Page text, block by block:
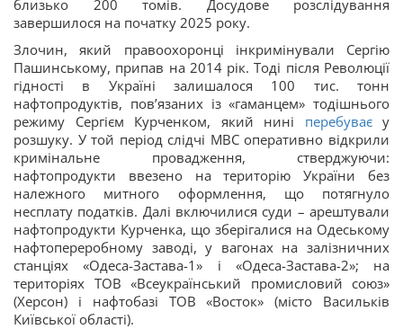
близько 200 томів. Досудове розслідування
завершилося на початку 2025 року.
Злочин, який правоохоронці інкримінували Сергію
Пашинському, припав на 2014 рік. Тоді після Революції
гідності в Україні залишалося 100 тис. тонн
нафтопродуктів, пов’язаних із «гаманцем» тодішнього
режиму Сергієм Курченком, який нині перебуваєу
розшуку. У той період слідчі МВС оперативно відкрили
кримінальне провадження, стверджуючи:
нафтопродукти ввезено на територію України без
належного митного оформлення, що потягнуло
несплату податків. Далі включилися суди – арештували
нафтопродукти Курченка, що зберігалися на Одеському
нафтопереробному заводі, у вагонах на залізничних
станціях «Одеса-Застава-1» і «Одеса-Застава-2»; на
територіях ТОВ «Всеукраїнський промисловий союз»
(Херсон) і нафтобазі ТОВ «Восток» (місто Васильків
Київської області).